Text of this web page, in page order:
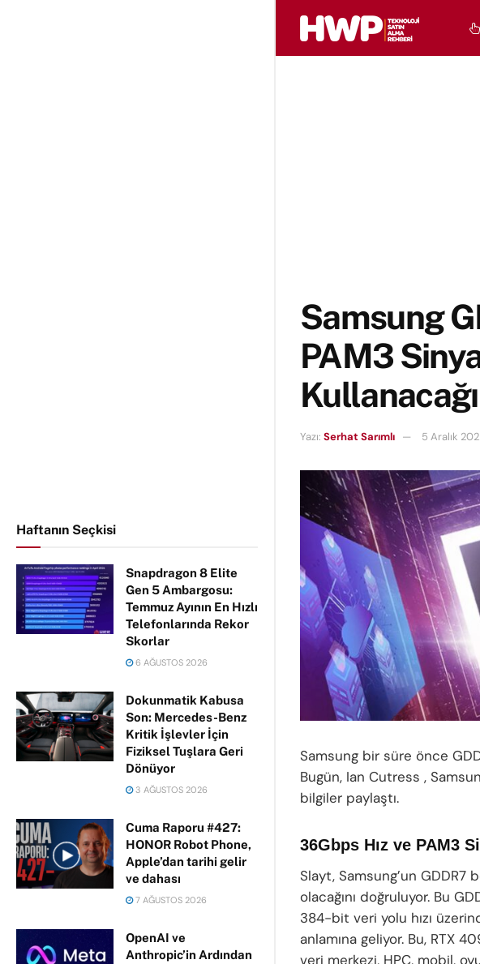
Haftanın Seçkisi
Snapdragon 8 Elite
Gen 5 Ambargosu:
Temmuz Ayının En Hızlı
Telefonlarında Rekor
Skorlar
6 AĞUSTOS 2026
Dokunmatik Kabusa
Son: Mercedes-Benz
Kritik İşlevler İçin
Fiziksel Tuşlara Geri
Dönüyor
3 AĞUSTOS 2026
Cuma Raporu #427:
HONOR Robot Phone,
Apple’dan tarihi gelir
ve dahası
7 AĞUSTOS 2026
OpenAI ve
Anthropic’in Ardından
Samsung
PAM3
Yazı: Serhat Sarımlı 5 Aralık
Samsung bir süre önce
Bugün, Ian Cutress ,
bilgiler paylaştı.
36Gbps Hız ve PAM3
Slayt, Samsung’un
olacağını doğruluyor. Bu
384-bit veri yolu hızı
anlamına geliyor. Bu, RTX
veri merkezi, HPC, mobil,